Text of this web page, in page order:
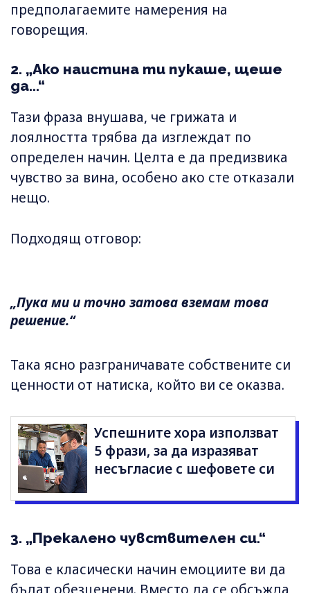
предполагаемите намерения на
говорещия.
2. „Ако наистина ти пукаше, щеше
да...“
Тази фраза внушава, че грижата и
лоялността трябва да изглеждат по
определен начин. Целта е да предизвика
чувство за вина, особено ако сте отказали
нещо.
Подходящ отговор:
„Пука ми и точно затова вземам това
решение.“
Така ясно разграничавате собствените си
ценности от натиска, който ви се оказва.
Успешните хора използват
5 фрази, за да изразяват
несъгласие с шефовете си
3. „Прекалено чувствителен си.“
Това е класически начин емоциите ви да